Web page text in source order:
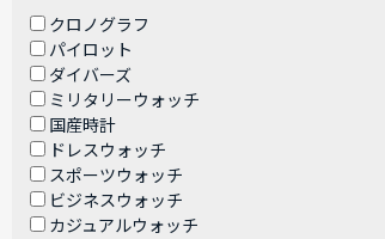
クロノグラフ
パイロット
ダイバーズ
ミリタリーウォッチ
国産時計
ドレスウォッチ
スポーツウォッチ
ビジネスウォッチ
カジュアルウォッチ